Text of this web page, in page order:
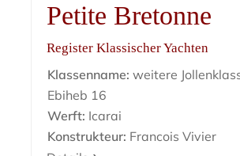
Petite Bretonne
Register Klassischer Yachten
Klassenname: weitere
Ebiheb 16
Werft: Icarai
Konstrukteur: Francois Vivier